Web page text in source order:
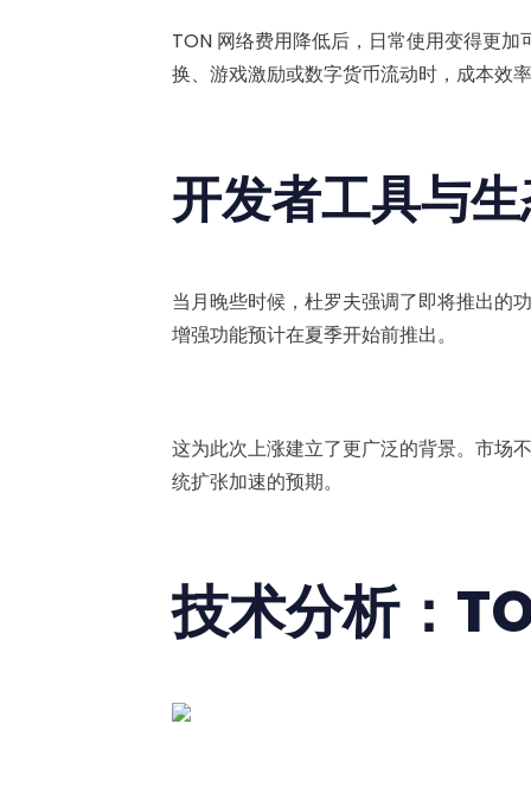
TON 网络费用降低后，日常使用变得更
换、游戏激励或数字货币流动时，成本效
开发者工具与
当月晚些时候，杜罗夫强调了即将推出的
增强功能预计在夏季开始前推出。
这为此次上涨建立了更广泛的背景。市场
统扩张加速的预期。
技术分析：